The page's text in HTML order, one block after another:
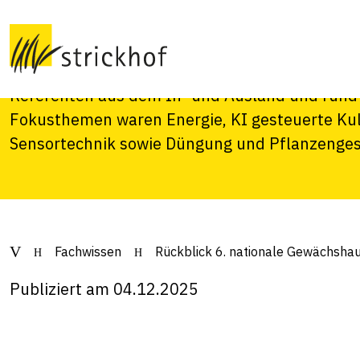
Am 25./26. November 2025 fand die sechste
Referenten aus dem In- und Ausland und
Fokusthemen waren Energie, KI gesteuerte
Sensortechnik sowie Düngung und
Fachwissen Rückblick 6. nationale
Publiziert am 04.12.2025